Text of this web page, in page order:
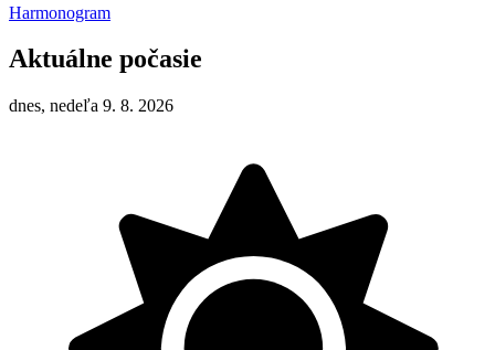
Harmonogram
Aktuálne počasie
dnes, nedeľa 9. 8. 2026